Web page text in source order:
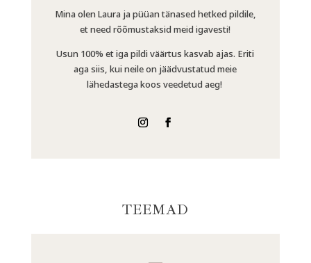
Mina olen Laura ja püüan tänased hetked pildile,
et need rõõmustaksid meid igavesti!
Usun 100% et iga pildi väärtus kasvab ajas. Eriti
aga siis, kui neile on jäädvustatud meie
lähedastega koos veedetud aeg!
TEEMAD